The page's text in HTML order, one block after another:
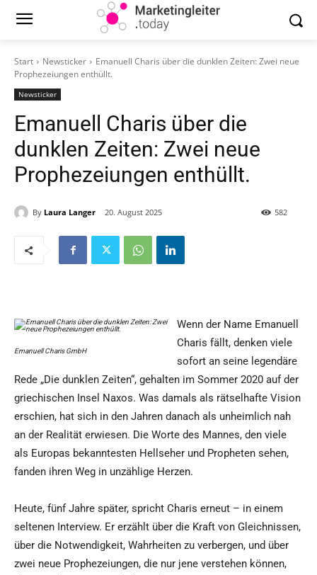
Start Newsticker
Emanuell Charis über die dunklen Zeiten: Zwei neue
Prophezeiungen enthüllt.
Newsticker
Emanuell Charis über die
dunklen Zeiten: Zwei neue
Prophezeiungen enthüllt.
By Laura Langer 20. August 2025 582
Emanuell Charis GmbH
Wenn der Name Emanuell
Charis fällt, denken viele
sofort an seine legendäre
Rede „Die dunklen Zeiten“, gehalten im Sommer 2020 auf der
griechischen Insel Naxos. Was damals als rätselhafte Vision
erschien, hat sich in den Jahren danach als unheimlich nah
an der Realität erwiesen. Die Worte des Mannes, den viele
als Europas bekanntesten Hellseher und Propheten sehen,
fanden ihren Weg in unzählige Herzen.
Heute, fünf Jahre später, spricht Charis erneut – in einem
seltenen Interview. Er erzählt über die Kraft von Gleichnissen,
über die Notwendigkeit, Wahrheiten zu verbergen, und über
zwei neue Prophezeiungen, die nur jene verstehen können,